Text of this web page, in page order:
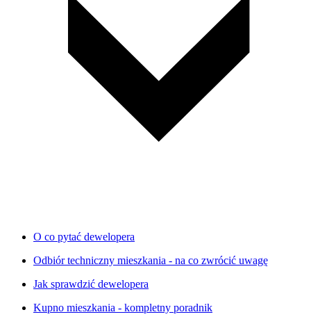
O co pytać dewelopera
Odbiór techniczny mieszkania - na co zwrócić uwagę
Jak sprawdzić dewelopera
Kupno mieszkania - kompletny poradnik